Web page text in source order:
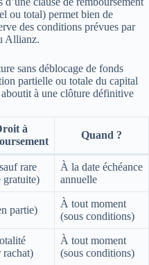
ou total) permet bien de
des conditions prévues par
Allianz.
sans déblocage de fonds
partielle ou totale du capital
à une clôture définitive
à
Quand ?
rare
gratuite)
À la date échéance
annuelle
partie)
À tout moment
(sous conditions)
rachat)
À tout moment
(sous conditions)